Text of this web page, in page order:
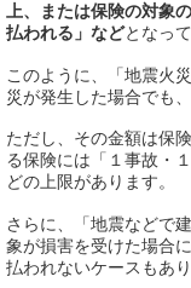
上、または保険の対象
払われる」などとなっ
このように、「地震火
災が発生した場合でも
ただし、その金額は保
る保険には「１事故・
どの上限があります。
さらに、「地震などで
象が損害を受けた場合
払われないケースもあり